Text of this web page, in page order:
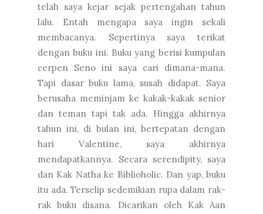
telah saya kejar sejak pertengahan tahun
lalu. Entah mengapa saya ingin sekali
membacanya. Sepertinya saya terikat
dengan buku ini. Buku yang berisi kumpulan
cerpen Seno ini saya cari dimana-mana.
Tapi dasar buku lama, susah didapat. Saya
berusaha meminjam ke kakak-kakak senior
dan teman tapi tak ada. Hingga akhirnya
tahun ini, di bulan ini, bertepatan dengan
hari Valentine, saya akhirnya
mendapatkannya. Secara serendipity, saya
dan Kak Natha ke Biblioholic. Dan yap, buku
itu ada. Terselip sedemikian rupa dalam rak-
rak buku disana. Dicarikan oleh Kak Aan